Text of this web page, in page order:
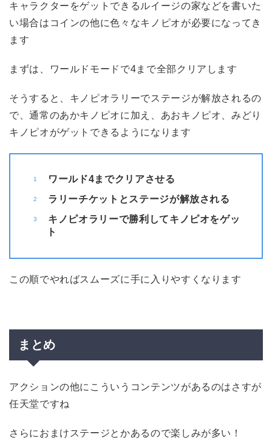
キャラクターをゲットできるルイージの家などを書いた
い場合はコインの他に色々なキノピオが必要になってき
ます
まずは、ワールドモードで4まで全部クリアします
そうすると、キノピオラリーでステージが解放されるの
で、通常のあかキノピオに加え、あおキノピオ、みどり
キノピオがゲットできるようになります
ワールド4までクリアさせる
ラリーチケットとステージが解放される
キノピオラリーで勝利してキノピオをゲッ
ト
この順でやればスムーズに手に入りやすくなります
まとめ
アクションの他にこういうコンテンツがあるのはさすが
任天堂ですね
さらにおまけステージとかあるので楽しみが多い！